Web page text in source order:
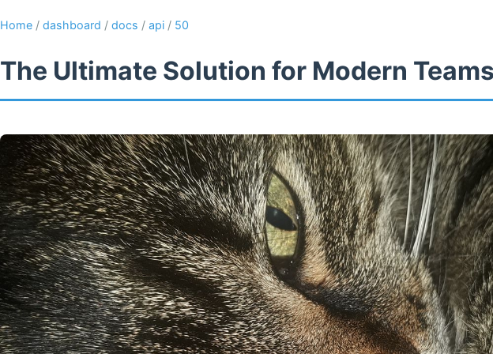
Home / dashboard / docs / api / 50
The Ultimate Solution for Modern